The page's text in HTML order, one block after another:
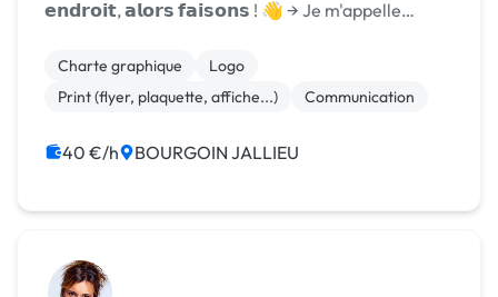
𝗲𝗻𝗱𝗿𝗼𝗶𝘁, 𝗮𝗹𝗼𝗿𝘀 𝗳𝗮𝗶𝘀𝗼𝗻𝘀 ! 👋 → Je m'appelle
Après des mois de travail, j'ai ouvert mon age...
Charte graphique
Logo
Print (flyer, plaquette, affiche...)
Communication
40 €/h BOURGOIN JALLIEU